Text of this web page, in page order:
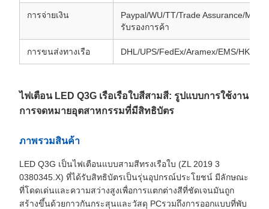
การจ่ายเงิน
Paypal/WU/TT/Trade Assurance/
รับรองการค้า
การขนส่งทางเรือ DHL/UPS/FedEx/Aramex/EMS/HK Post
ไฟเตือน LED Q3G เรือเรือใบสีสามสี: รูปแบบการใช้งาน
การจดหมายอุตสาหกรรมที่มีสิทธิบัตร
ภาพรวมสินค้า
LED Q3G เป็นไฟเตือนแบบสามสีทรงเรือใบ (ZL 2019 3
0380345.X) ที่ได้รับสิทธิบัตรเป็นรุ่นอุปกรณ์ประโยชน์ มีลักษณะ
ที่โดดเด่นและความสว่างสูงเพื่อการแตกต่างสีที่ชัดเจนมันถูก
สร้างขึ้นด้วยกาวกันกระสุนและวัสดุ PCรวมถึงการออกแบบที่พับ